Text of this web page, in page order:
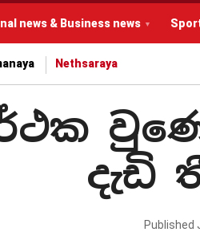
news & Business news
Nethsaraya
දැඩි
Published